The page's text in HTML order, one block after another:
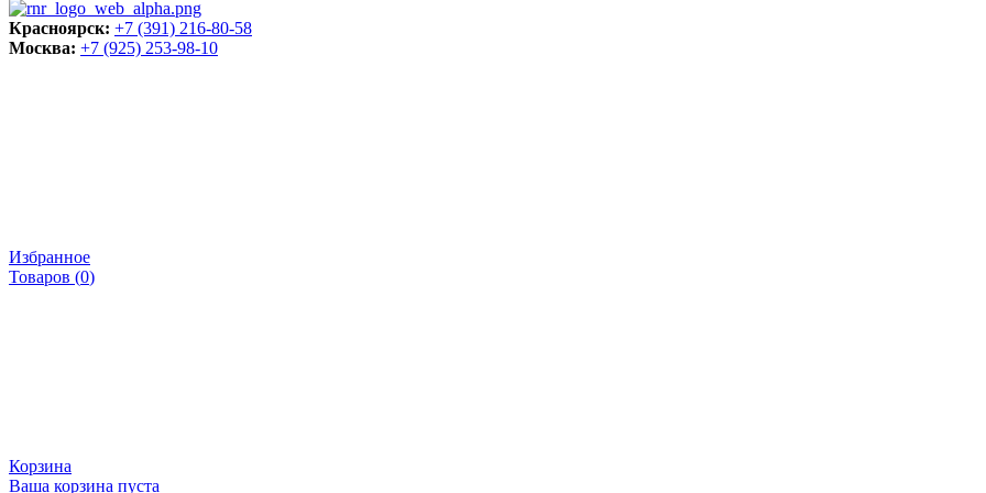
Красноярск: +7 (391) 216-80-58
Москва: +7 (925) 253-98-10
Избранное
Товаров (0)
Корзина
Ваша корзина пуста